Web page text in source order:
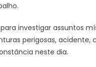
para investigar assuntos
perigosas,
neste dia.